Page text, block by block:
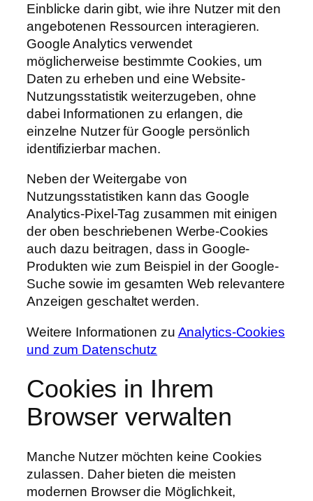
Einblicke darin gibt, wie ihre Nutzer mit den
angebotenen Ressourcen interagieren.
Google Analytics verwendet
möglicherweise bestimmte Cookies, um
Daten zu erheben und eine Website-
Nutzungsstatistik weiterzugeben, ohne
dabei Informationen zu erlangen, die
einzelne Nutzer für Google persönlich
identifizierbar machen.
Neben der Weitergabe von
Nutzungsstatistiken kann das Google
Analytics-Pixel-Tag zusammen mit einigen
der oben beschriebenen Werbe-Cookies
auch dazu beitragen, dass in Google-
Produkten wie zum Beispiel in der Google-
Suche sowie im gesamten Web relevantere
Anzeigen geschaltet werden.
Weitere Informationen zu Analytics-Cookies
und zum Datenschutz
Cookies in Ihrem
Browser verwalten
Manche Nutzer möchten keine Cookies
zulassen. Daher bieten die meisten
modernen Browser die Möglichkeit,